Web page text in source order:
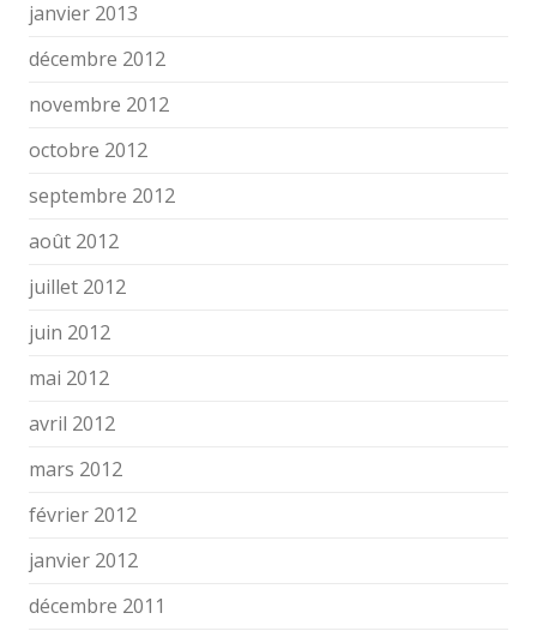
janvier 2013
décembre 2012
novembre 2012
octobre 2012
septembre 2012
août 2012
juillet 2012
juin 2012
mai 2012
avril 2012
mars 2012
février 2012
janvier 2012
décembre 2011